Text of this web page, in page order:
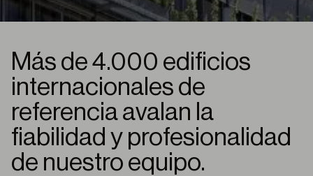
Más de 4.000 edificios
internacionales de
referencia avalan la
fiabilidad y profesionalidad
de nuestro equipo.